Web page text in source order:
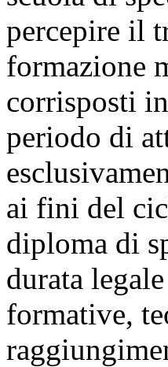
percepire il
formazione
corrisposti
periodo di
ai fini del
diploma di
durata
formative,